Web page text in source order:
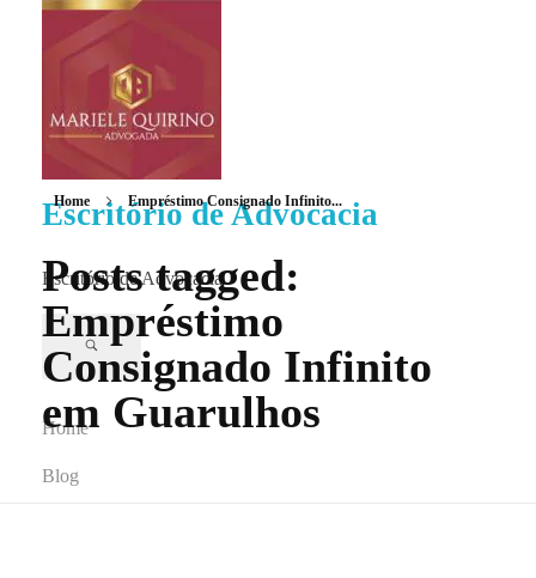
Escritório de Advocacia
Escritório de Advocacia
Home
Blog
Home Empréstimo Consignado Infinito...
Posts tagged:
Empréstimo
Consignado Infinito
em Guarulhos